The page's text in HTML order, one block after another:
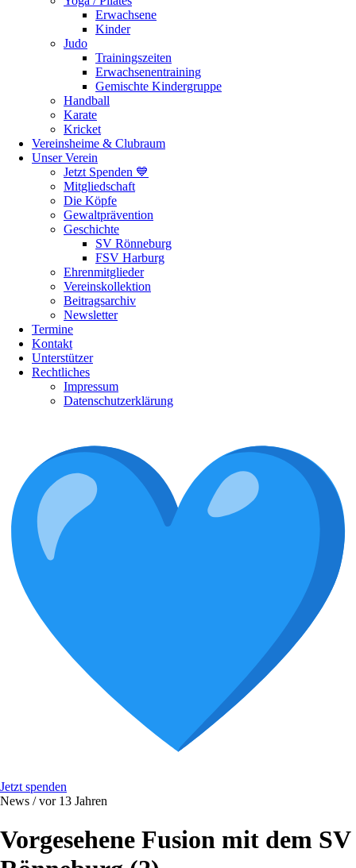
Erwachsene
Kinder
Judo
Trainingszeiten
Erwachsenentraining
Gemischte Kindergruppe
Handball
Karate
Kricket
Vereinsheime & Clubraum
Unser Verein
Jetzt Spenden 💙
Mitgliedschaft
Die Köpfe
Gewaltprävention
Geschichte
SV Rönneburg
FSV Harburg
Ehrenmitglieder
Vereinskollektion
Beitragsarchiv
Newsletter
Termine
Kontakt
Unterstützer
Rechtliches
Impressum
Datenschutzerklärung
Jetzt spenden
News /vor 13 Jahren
Vorgesehene Fusion mit dem SV